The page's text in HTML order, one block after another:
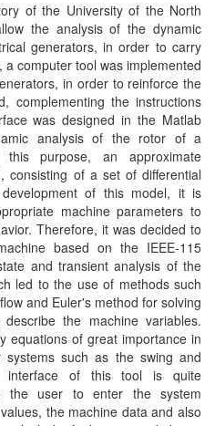
of the University of the North
the analysis of the dynamic
generators, in order to carry
computer tool was implemented
in order to reinforce the
complementing the instructions
was designed in the Matlab
analysis of the rotor of a
this purpose, an approximate
consisting of a set of differential
of this model, it is
machine parameters to
Therefore, it was decided to
based on the IEEE-115
and transient analysis of the
led to the use of methods such
and Euler's method for solving
the machine variables.
equations of great importance in
such as the swing and
interface of this tool is quite
the user to enter the system
the machine data and also